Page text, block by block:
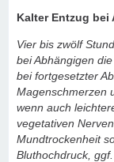
Kalter Entzug bei
Vier bis zwölf
bei Abhängigen
bei fortgesetzter
Magenschmerzen
wenn auch
vegetativen
Mundtrockenheit
Bluthochdruck,